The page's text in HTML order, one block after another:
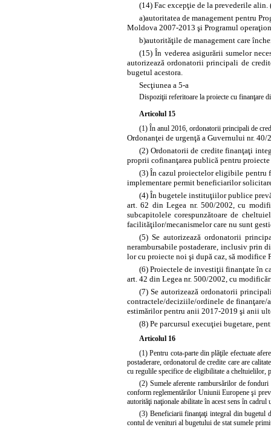
(14) Fac excepţie de la prevederile alin.
a)autoritatea de management pentru
Moldova 2007-2013 şi Programul
b)autorităţile de management care
(15) În vederea asigurării sumelor
autorizează ordonatorii principali de
bugetul acestora.
Secţiunea a 5-a
Dispoziţii referitoare la proiecte cu finanţare
Articolul 15
(1) În anul 2016, ordonatorii principali de
Ordonanţei de urgenţă a Guvernului nr.
(2) Ordonatorii de credite finanţaţi
proprii cofinanţarea publică pentru
(3) În cazul proiectelor eligibile pentru
implementare permit beneficiarilor
(4) În bugetele instituţiilor publice
art. 62 din Legea nr. 500/2002, cu
subcapitolele corespunzătoare de
facilităţilor/mecanismelor care nu sunt
(5) Se autorizează ordonatorii
nerambursabile postaderare, inclusiv prin
lor cu proiecte noi şi după caz, să
(6) Proiectele de investiţii finanţate în
art. 42 din Legea nr. 500/2002, cu
(7) Se autorizează ordonatorii
contractele/deciziile/ordinele de finanţare/
estimărilor pentru anii 2017-2019 şi anii
(8) Pe parcursul execuţiei bugetare,
Articolul 16
(1) Pentru cota-parte din plăţile efectuate
postaderare, ordonatorul de credite care are
cu regulile specifice de eligibilitate a cheltuielilor,
(2) Sumele aferente rambursărilor de fonduri
conform reglementărilor Uniunii Europene şi
autorităţi naţionale abilitate în acest sens în
(3) Beneficiarii finanţaţi integral din bugetul
contul de venituri al bugetului de stat sumele